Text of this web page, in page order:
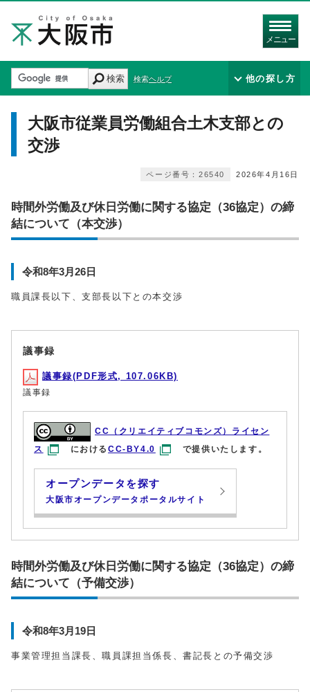
メニュー
検索 検索ヘルプ 他の探し方
大阪市従業員労働組合土木支部との
交渉
2026年4月16日
ページ番号：26540
時間外労働及び休日労働に関する協定（36協定）の締
結について（本交渉）
令和8年3月26日
職員課長以下、支部長以下との本交渉
議事録
議事録(PDF形式, 107.06KB)
議事録
CC（クリエイティブコモンズ）ライセン
ス
におけるCC-BY4.0 で提供いたします。
オープンデータを探す
大阪市オープンデータポータルサイト
時間外労働及び休日労働に関する協定（36協定）の締
結について（予備交渉）
令和8年3月19日
事業管理担当課長、職員課担当係長、書記長との予備交渉